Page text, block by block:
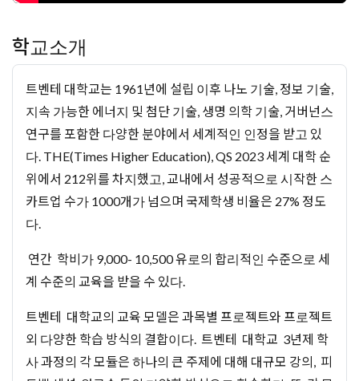
학교소개
트벤테 대학교는 1961년에 설립 이후 나노 기술, 정보 기술,
지속 가능한 에너지 및 첨단 기술, 생명 의학 기술, 거버넌스
연구를 포함한 다양한 분야에서 세계적인 인정을 받고 있
다. THE(Times Higher Education), QS 2023 세계 대학 순
위에서 212위를 차지했고, 교내에서 성공적으로 시작한 스
카트업 수가 1000개가 넘으며 국제학생 비율은 27% 정도
다.
연간 학비가 9,000- 10,500 유로의 합리적인 수준으로 세
계 수준의 교육을 받을 수 있다.
트벤테 대학교의 교육 모델은 과목별 프로젝트와 프로젝트
외 다양한 학습 방식의 결합이다. 트벤테 대학교 3년제 학
사 과정의 각 모듈은 하나의 큰 주제에 대해 대규모 강의, 피